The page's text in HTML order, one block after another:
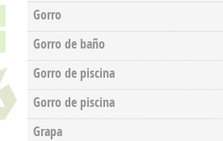
Gorro
Gorro de baño
Gorro de piscina
Gorro de piscina
Grapa